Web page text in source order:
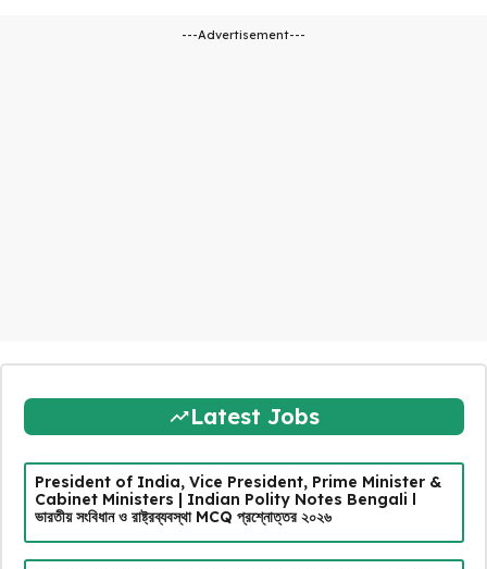
---Advertisement---
Latest Jobs
President of India, Vice President, Prime Minister &
Cabinet Ministers | Indian Polity Notes Bengali l
ভারতীয় সংবিধান ও রাষ্ট্রব্যবস্থা MCQ প্রশ্নোত্তর ২০২৬